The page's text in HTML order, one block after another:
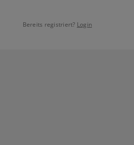
Bereits registriert? Login